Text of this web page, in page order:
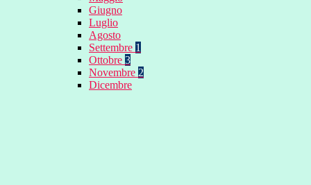
Giugno
Luglio
Agosto
Settembre 1
Ottobre 3
Novembre 2
Dicembre